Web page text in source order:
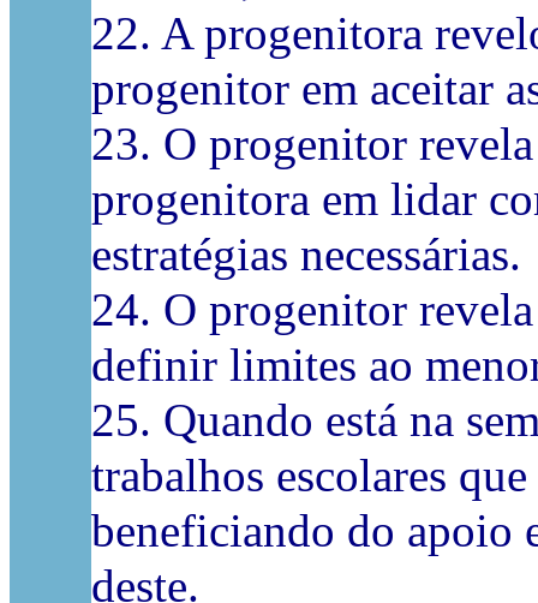
22. A progenitora
progenitor em aceitar
23. O progenitor
progenitora em lidar
estratégias necessárias.
24. O progenitor
definir limites ao
25. Quando está na
trabalhos escolares
beneficiando do apoio
deste.